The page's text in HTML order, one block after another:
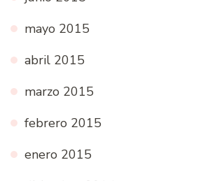
mayo 2015
abril 2015
marzo 2015
febrero 2015
enero 2015